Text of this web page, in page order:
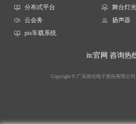
分布式平台
舞台灯光
云会务
扬声器
pis车载系统
itc官网 咨询热
Copyright © 广东保伦电子股份有限公司